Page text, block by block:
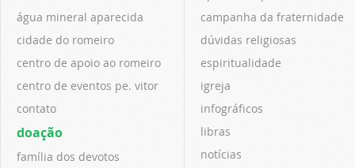
água mineral aparecida
cidade do romeiro
centro de apoio ao romeiro
centro de eventos pe. vitor
contato
doação
família dos devotos
campanha da fraternidade
dúvidas religiosas
espiritualidade
igreja
infográficos
libras
notícias